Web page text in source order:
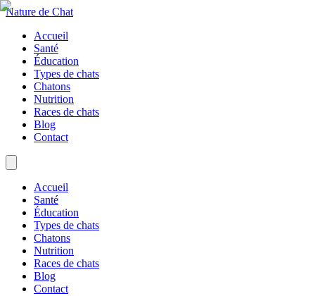
Nature de Chat
Accueil
Santé
Éducation
Types de chats
Chatons
Nutrition
Races de chats
Blog
Contact
Accueil
Santé
Éducation
Types de chats
Chatons
Nutrition
Races de chats
Blog
Contact